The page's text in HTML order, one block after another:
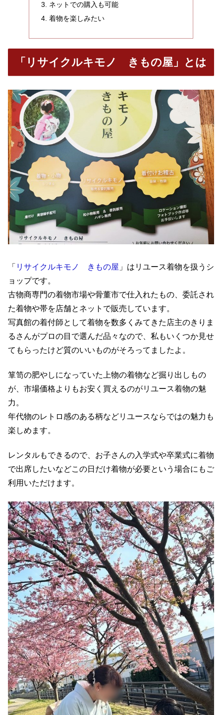
ネットでの購入も可能
着物を楽しみたい
「リサイクルキモノ きもの屋」とは
「 リサイクルキモノ きもの屋 」はリユース着物を扱うシ
ョップです。
古物商専門の着物市場や骨董市で仕入れたもの、委託され
た着物や帯を店舗とネットで販売しています。
写真館の着付師として着物を数多くみてきた店主のきりま
るさんがプロの目で選んだ品々なので、私もいくつか見せ
てもらったけど質のいいものがそろってましたよ。
箪笥の肥やしになっていた上物の着物など掘り出しもの
が、市場価格よりもお安く買えるのがリユース着物の魅
力。
年代物のレトロ感のある柄などリユースならではの魅力も
楽しめます。
レンタルもできるので、お子さんの入学式や卒業式に着物
で出席したいなどこの日だけ着物が必要という場合にもご
利用いただけます。